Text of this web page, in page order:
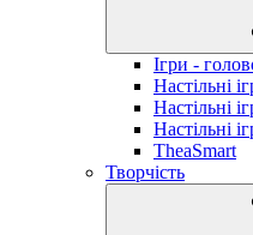
Ігри -
Настільні
Настільні
Настільні
TheaSmart
Творчість